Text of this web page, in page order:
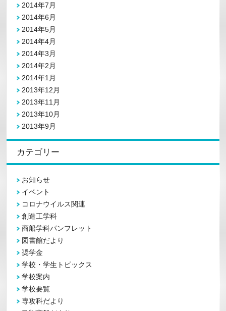
2014年7月
2014年6月
2014年5月
2014年4月
2014年3月
2014年2月
2014年1月
2013年12月
2013年11月
2013年10月
2013年9月
カテゴリー
お知らせ
イベント
コロナウイルス関連
創造工学科
商船学科パンフレット
図書館だより
奨学金
学校・学生トピックス
学校案内
学校要覧
専攻科だより